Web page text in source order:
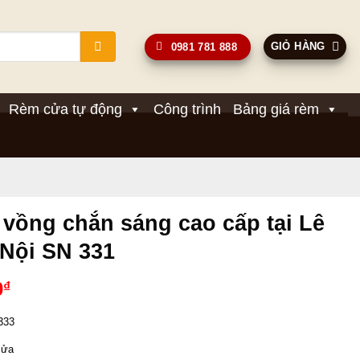
0981 781 888 GIỎ HÀNG
Rèm cửa tự động Công trình Bảng giá rèm
chắn sáng cao cấp tại Lê
SN 331
₫Giá
tại
là: